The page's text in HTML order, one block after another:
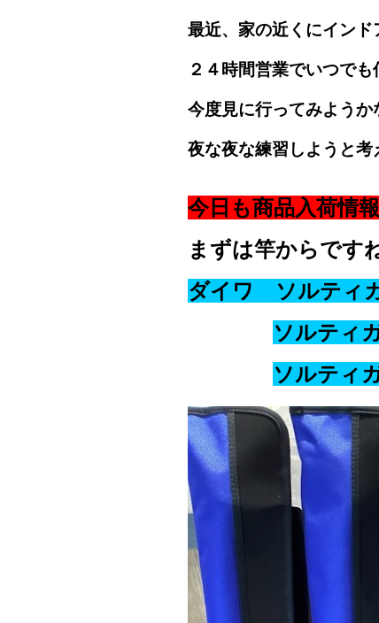
最近、家の近くにイン
２４時間営業でいつで
今度見に行ってみようか
夜な夜な練習しようと
今日も商品入荷情
まずは竿からです
ダイワ ソルティ
ソルティ
ソルティ